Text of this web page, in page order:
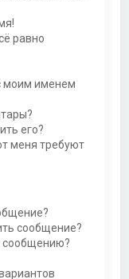
равно
моим именем
его?
меня требуют
сообщение?
сообщению?